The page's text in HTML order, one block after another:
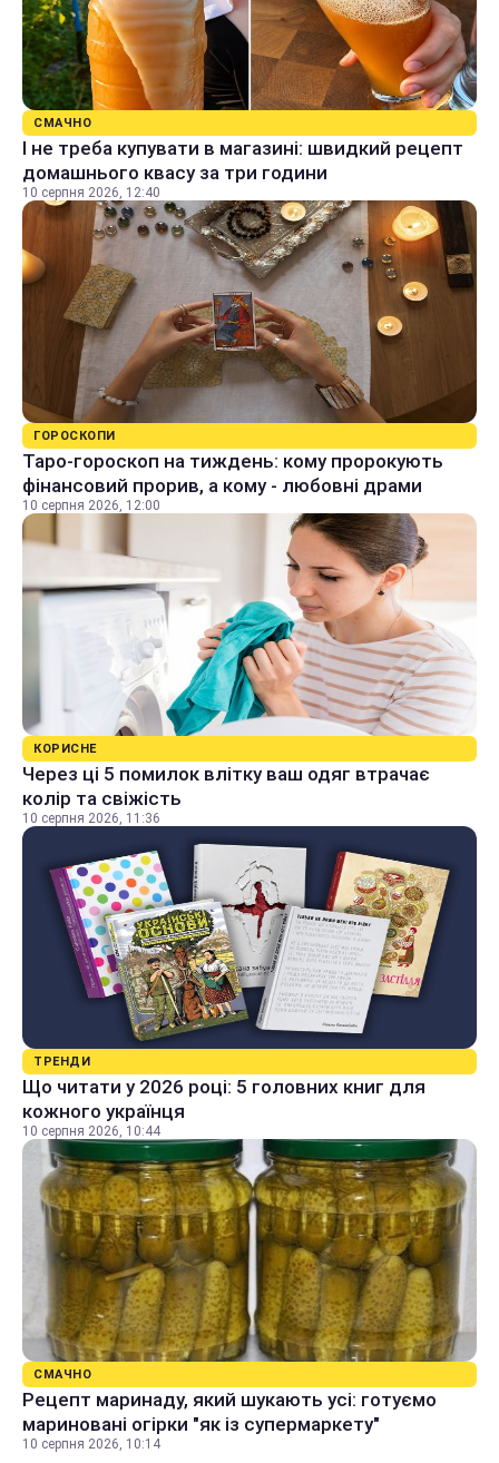
СМАЧНО
І не треба купувати в магазині: швидкий рецепт
домашнього квасу за три години
10 серпня 2026, 12:40
ГОРОСКОПИ
Таро-гороскоп на тиждень: кому пророкують
фінансовий прорив, а кому - любовні драми
10 серпня 2026, 12:00
КОРИСНЕ
Через ці 5 помилок влітку ваш одяг втрачає
колір та свіжість
10 серпня 2026, 11:36
ТРЕНДИ
Що читати у 2026 році: 5 головних книг для
кожного українця
10 серпня 2026, 10:44
СМАЧНО
Рецепт маринаду, який шукають усі: готуємо
мариновані огірки "як із супермаркету"
10 серпня 2026, 10:14